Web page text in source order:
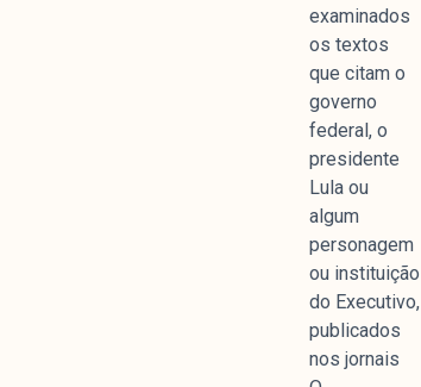
examinados
os textos
que citam o
governo
federal, o
presidente
Lula ou
algum
personagem
ou instituição
do Executivo,
publicados
nos jornais